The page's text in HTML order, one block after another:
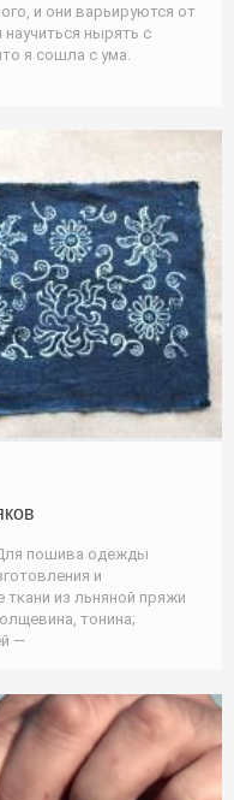
и они варьируются от
нырять с
я сошла с ума.
пошива одежды
и
ткани из льняной пряжи
тонина;
—